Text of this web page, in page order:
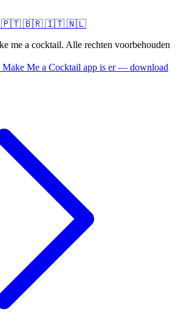
🇵🇹 🇧🇷 🇮🇹 🇳🇱
me a cocktail. Alle rechten voorbehouden
Make Me a Cocktail app is er — download